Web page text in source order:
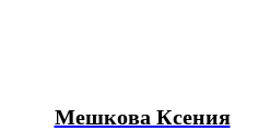
Мешкова Ксения